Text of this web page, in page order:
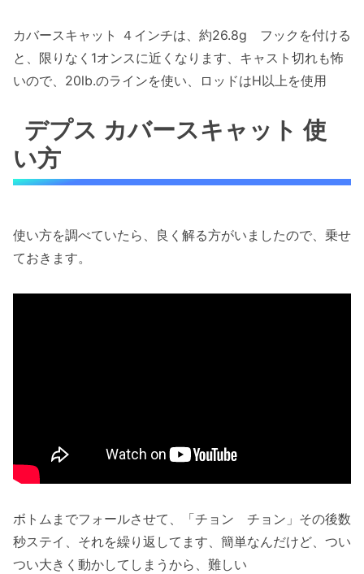
カバースキャット ４インチは、約26.8g フックを付ける
と、限りなく1オンスに近くなります、キャスト切れも怖
いので、20lb.のラインを使い、ロッドはH以上を使用
デプス カバースキャット 使
い方
使い方を調べていたら、良く解る方がいましたので、乗せ
ておきます。
ボトムまでフォールさせて、「チョン チョン」その後数
秒ステイ、それを繰り返してます、簡単なんだけど、つい
つい大きく動かしてしまうから、難しい